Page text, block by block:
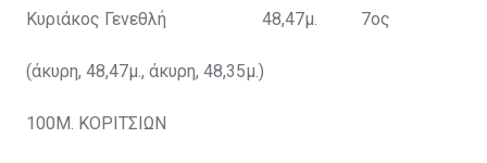
Κυριάκος Γενεθλή 48,47μ. 7ος
(άκυρη, 48,47μ., άκυρη, 48,35μ.)
100Μ. ΚΟΡΙΤΣΙΩΝ